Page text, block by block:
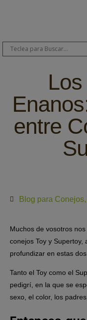
entre
Blog para Conejos,
Muchos de vosotros
conejos Toy y
profundizar en estas
Tanto el Toy como el
pedigrí, en la que se
sexo, el color, los